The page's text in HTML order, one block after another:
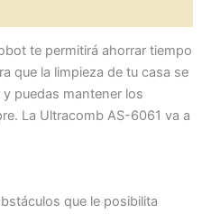
te permitirá ahorrar tiempo
que la limpieza de tu casa se
puedas mantener los
La Ultracomb AS-6061 va a
que le posibilita